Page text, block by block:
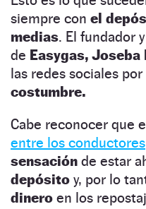
siempre con el
medias. El fundador
de Easygas, Joseba
las redes sociales por
costumbre.
Cabe reconocer que
entre los conductores
sensación de estar
depósito y, por lo
dinero en los